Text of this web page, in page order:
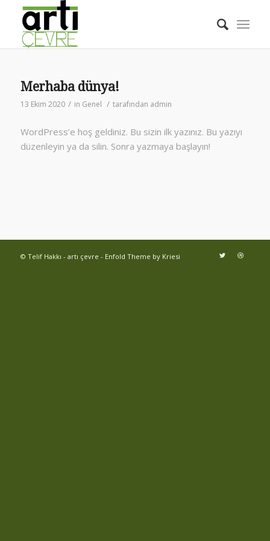
Merhaba dünya!
13 Ekim 2020 / in Genel / tarafından admin
WordPress’e hoş geldiniz. Bu sizin ilk yazınız. Bu yazıyı
düzenleyin ya da silin. Sonra yazmaya başlayın!
© Telif Hakkı - artı çevre - Enfold Theme by Kriesi